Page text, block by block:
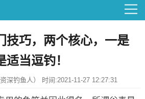
技巧，两个核心，一是
当逗钓！
深钓鱼人） 时间:2021-11-27 12:27:31